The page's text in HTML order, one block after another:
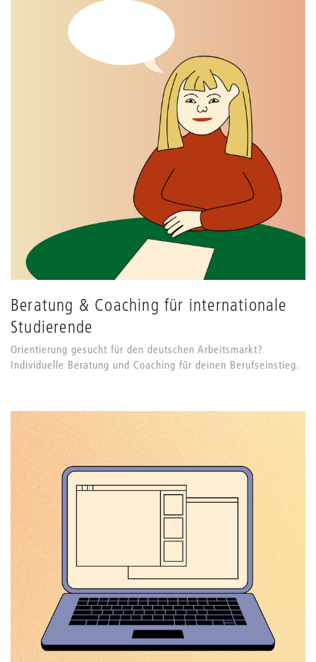
Beratung & Coaching für internationale
Studierende
Orientierung gesucht für den deutschen Arbeitsmarkt?
Individuelle Beratung und Coaching für deinen Berufseinstieg.